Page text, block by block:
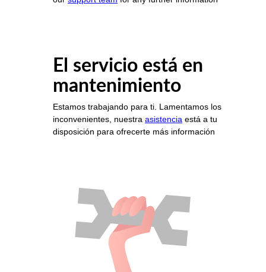
El servicio está en
mantenimiento
Estamos trabajando para ti. Lamentamos los
inconvenientes, nuestra asistencia está a tu
disposición para ofrecerte más información